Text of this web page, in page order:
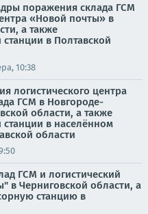
поражения склада ГСМ
«Новой почты» в
а также
в Полтавской
10:38
логистического центра
ГСМ в Новгороде-
области, а также
станции в населённом
области
ГСМ и логистический
в Черниговской области, а
станцию в